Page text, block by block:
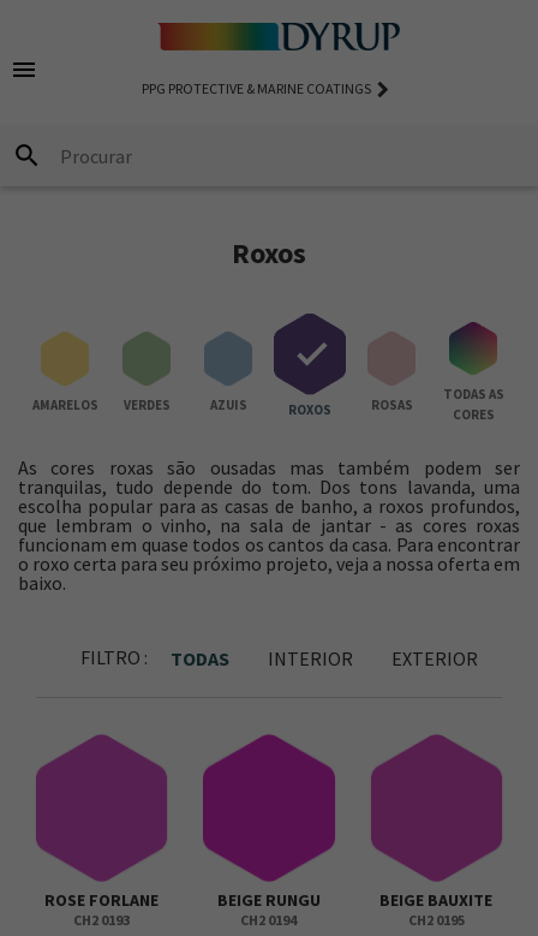
menu
PPG PROTECTIVE & MARINE COATINGSkeyboard_arrow_right
search
ANO 2026 - VERT CAPULIN chevron_right
DE ACABAMENTO
Roxos
AMARELOS VERDES AZUIS ROXOS ROSAS
TODAS AS
CORES
As cores roxas são ousadas mas também podem ser
tranquilas, tudo depende do tom. Dos tons lavanda, uma
escolha popular para as casas de banho, a roxos profundos,
que lembram o vinho, na sala de jantar - as cores roxas
funcionam em quase todos os cantos da casa. Para encontrar
o roxo certa para seu próximo projeto, veja a nossa oferta em
baixo.
FILTRO : TODAS INTERIOR EXTERIOR
ROSE FORLANE
CH2 0193
BEIGE RUNGU
CH2 0194
BEIGE BAUXITE
CH2 0195